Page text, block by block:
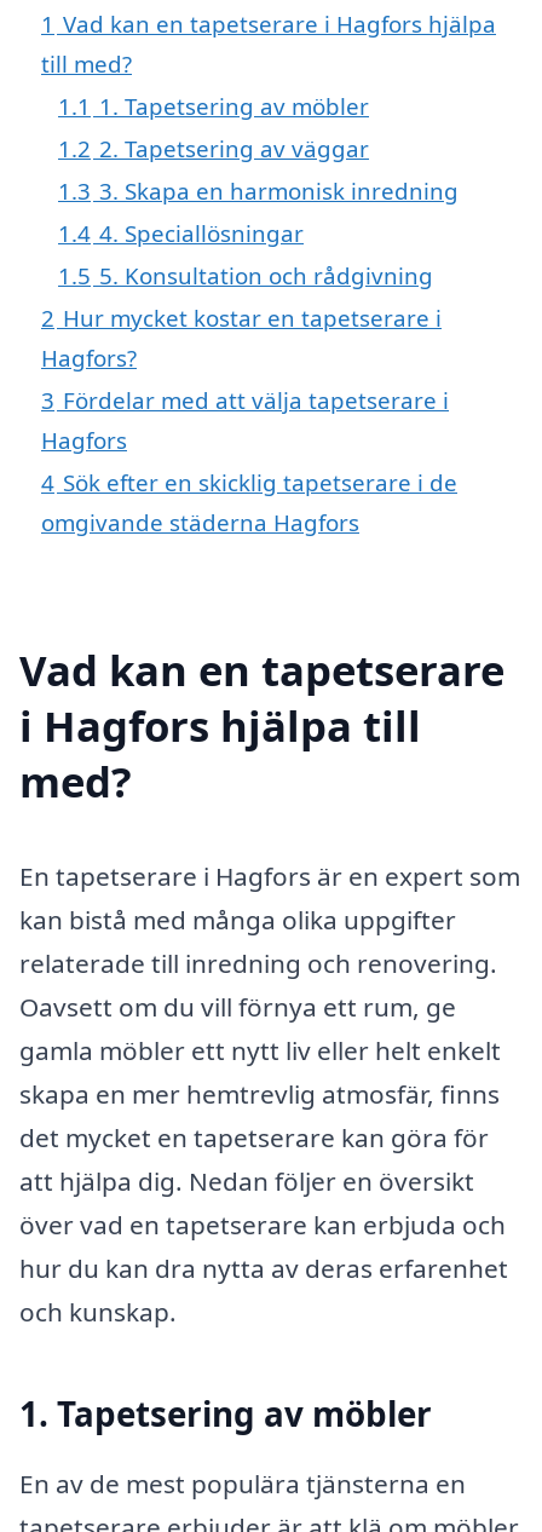
1 Vad kan en tapetserare i Hagfors hjälpa
till med?
1.1 1. Tapetsering av möbler
1.2 2. Tapetsering av väggar
1.3 3. Skapa en harmonisk inredning
1.4 4. Speciallösningar
1.5 5. Konsultation och rådgivning
2 Hur mycket kostar en tapetserare i
Hagfors?
3 Fördelar med att välja tapetserare i
Hagfors
4 Sök efter en skicklig tapetserare i de
omgivande städerna Hagfors
Vad kan en tapetserare
i Hagfors hjälpa till
med?
En tapetserare i Hagfors är en expert som
kan bistå med många olika uppgifter
relaterade till inredning och renovering.
Oavsett om du vill förnya ett rum, ge
gamla möbler ett nytt liv eller helt enkelt
skapa en mer hemtrevlig atmosfär, finns
det mycket en tapetserare kan göra för
att hjälpa dig. Nedan följer en översikt
över vad en tapetserare kan erbjuda och
hur du kan dra nytta av deras erfarenhet
och kunskap.
1. Tapetsering av möbler
En av de mest populära tjänsterna en